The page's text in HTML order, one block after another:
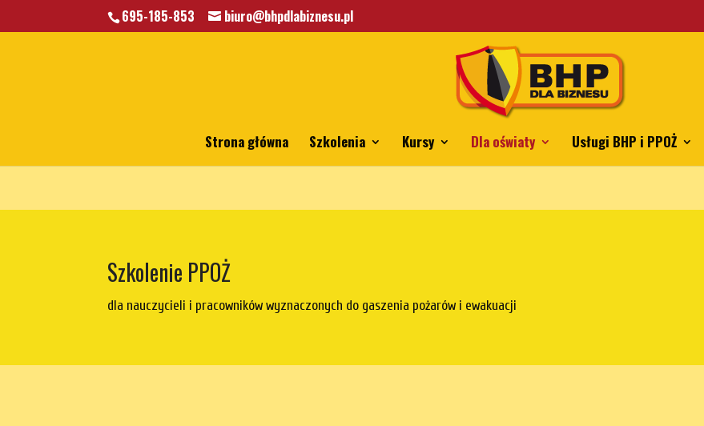
Warning: A non-numeric value encountered in/home/klient.dhosting.pl/mkkrawczyk/bhpdlabiznesu.pl/public_html/wp-
695-185-853 biuro@bhpdlabiznesu.pl
Strona główna Szkolenia Kursy Dla oświaty Usługi BHP i PPOŻ
Szkolenie PPOŻ
dla nauczycieli i pracowników wyznaczonych do gaszenia pożarów i ewakuacji